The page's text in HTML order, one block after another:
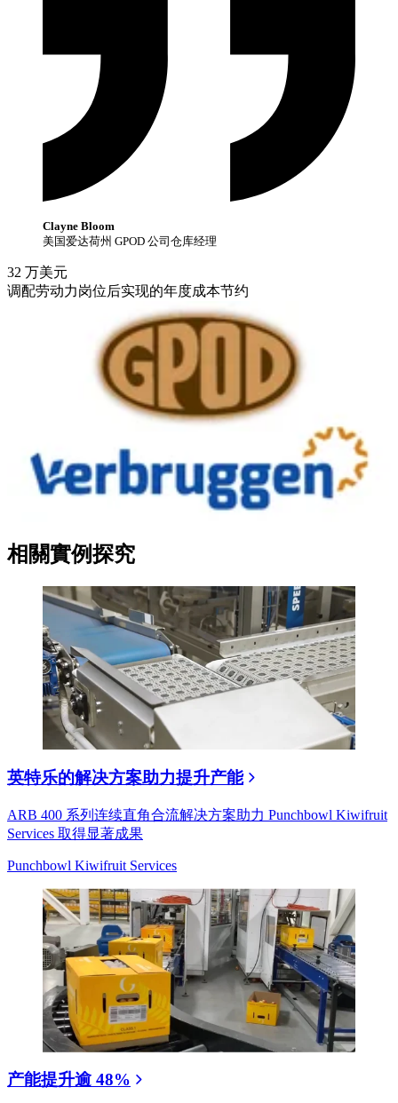
Clayne Bloom
美国爱达荷州 GPOD 公司仓库经理
32 万美元
调配劳动力岗位后实现的年度成本节约
相關實例探究
英特乐的解决方案助力提升产能
ARB 400 系列连续直角合流解决方案助力 Punchbowl Kiwifruit
Services 取得显著成果
Punchbowl Kiwifruit Services
产能提升逾 48%